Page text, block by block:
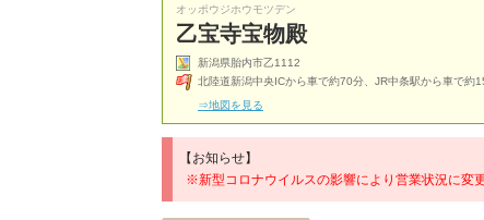
オッポウジホウモツデン
乙宝寺宝物殿
新潟県胎内市乙1112
北陸道新潟中央ICから車で約70分、JR中条駅から車で約
⇒地図を見る
【お知らせ】
※新型コロナウイルスの影響により営業状況に変